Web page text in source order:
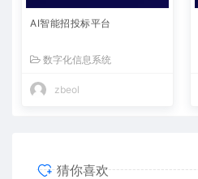
AI智能招投标平台
数字化信息系统
zbeol
猜你喜欢